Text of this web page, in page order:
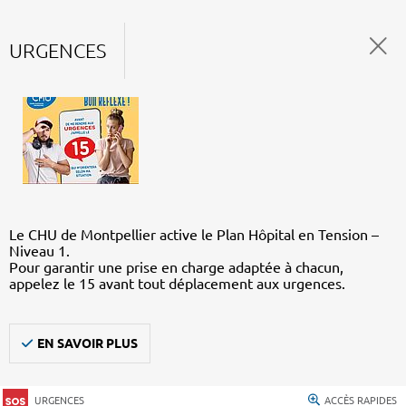
URGENCES
Le CHU de Montpellier active le Plan Hôpital en Tension –
Niveau 1.
Pour garantir une prise en charge adaptée à chacun,
appelez le 15 avant tout déplacement aux urgences.
EN SAVOIR PLUS
URGENCES ACCÈS RAPIDES